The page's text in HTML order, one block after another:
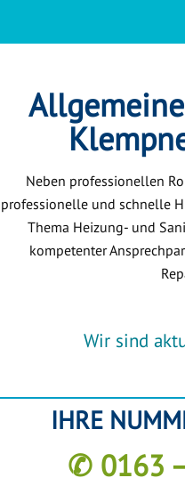
Neben professionellen
professionelle und schnelle
Thema Heizung- und
kompetenter
Wir sind
IHRE
✆ 0163